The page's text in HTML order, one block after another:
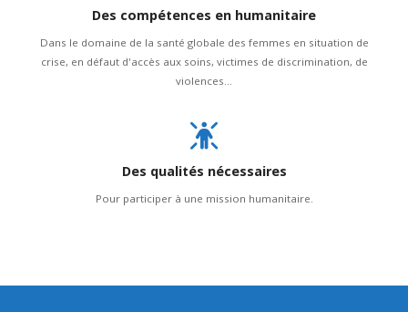
Des compétences en humanitaire
Dans le domaine de la santé globale des femmes en situation de
crise, en défaut d'accès aux soins, victimes de discrimination, de
violences...
Des qualités nécessaires
Pour participer à une mission humanitaire.